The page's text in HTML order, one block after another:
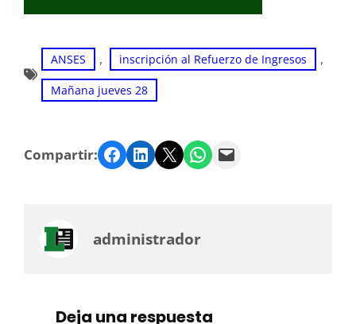
ANSES , inscripción al Refuerzo de Ingresos ,
Mañana jueves 28
Compartir: Facebook LinkedIn Twitter WhatsApp Email
administrador
Deja una respuesta